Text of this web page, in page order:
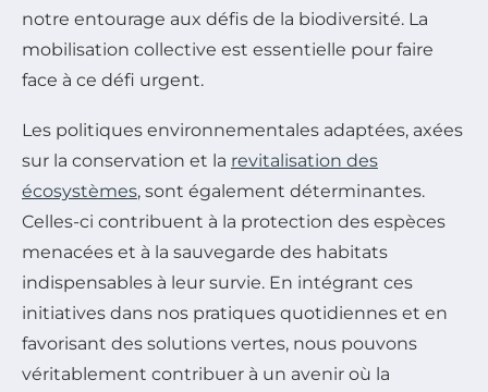
notre entourage aux défis de la biodiversité. La
mobilisation collective est essentielle pour faire
face à ce défi urgent.
Les politiques environnementales adaptées, axées
sur la conservation et la revitalisation des
écosystèmes, sont également déterminantes.
Celles-ci contribuent à la protection des espèces
menacées et à la sauvegarde des habitats
indispensables à leur survie. En intégrant ces
initiatives dans nos pratiques quotidiennes et en
favorisant des solutions vertes, nous pouvons
véritablement contribuer à un avenir où la